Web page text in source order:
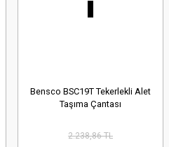
Bensco BSC19T Tekerlekli Alet
Taşıma Çantası
2.238,86 TL